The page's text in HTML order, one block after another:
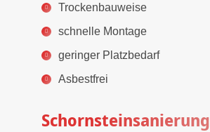
Trockenbauweise
schnelle Montage
geringer Platzbedarf
Asbestfrei
Schornsteinsanierung